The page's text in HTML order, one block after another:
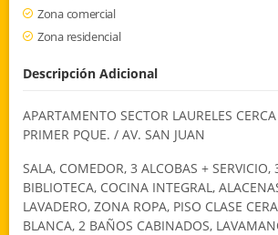
Zona comercial
Zona residencial
Descripción Adicional
APARTAMENTO SECTOR LAURELES
PRIMER PQUE. / AV. SAN JUAN
SALA, COMEDOR, 3 ALCOBAS + SERVICIO,
BIBLIOTECA, COCINA INTEGRAL,
LAVADERO, ZONA ROPA, PISO CLASE
BLANCA, 2 BAÑOS CABINADOS,